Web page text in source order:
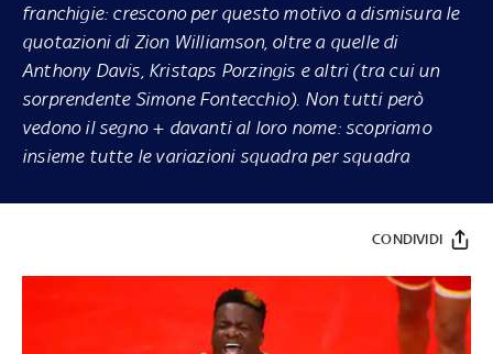
franchigie: crescono per questo motivo a dismisura le
quotazioni di Zion Williamson, oltre a quelle di
Anthony Davis, Kristaps Porzingis e altri (tra cui un
sorprendente Simone Fontecchio). Non tutti però
vedono il segno + davanti al loro nome: scopriamo
insieme tutte le variazioni squadra per squadra
CONDIVIDI